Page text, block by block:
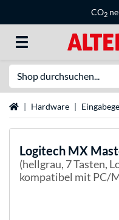
CO2
StartseiteHardware
Logitech MX
(hellgrau, 7 Tasten,
kompatibel mit PC/